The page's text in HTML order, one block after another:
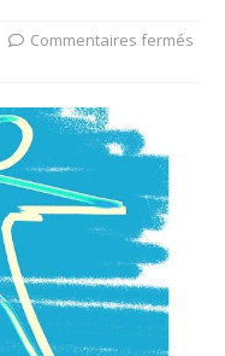
Commentaires fermés